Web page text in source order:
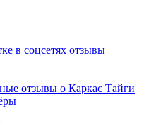
в соцсетях отзывы
отзывы о Каркас Тайги